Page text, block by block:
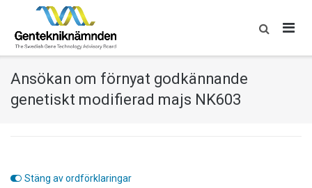
content
Ansökan om förnyat godkännande
genetiskt modifierad majs NK603
Stäng av ordförklaringar